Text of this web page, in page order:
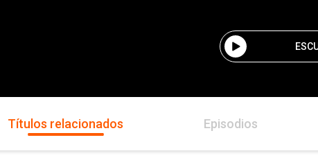
Títulos relacionados Episodios